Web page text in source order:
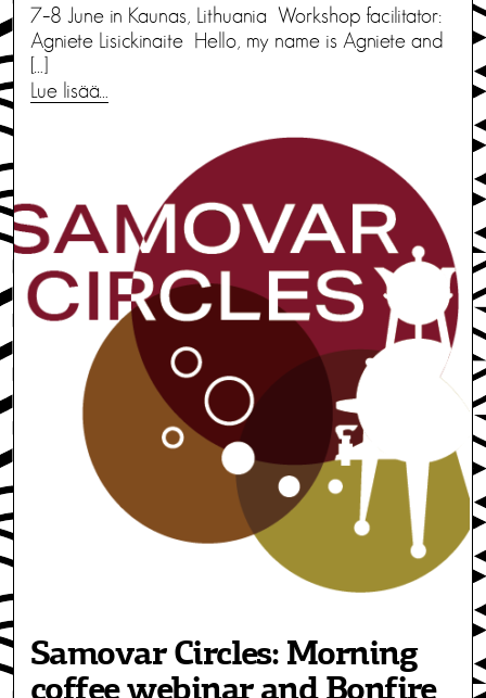
7–8 June in Kaunas, Lithuania Workshop facilitator:
Agniete Lisickinaite Hello, my name is Agniete and
Lue lisää…
Samovar Circles: Morning
coffee webinar and Bonfire